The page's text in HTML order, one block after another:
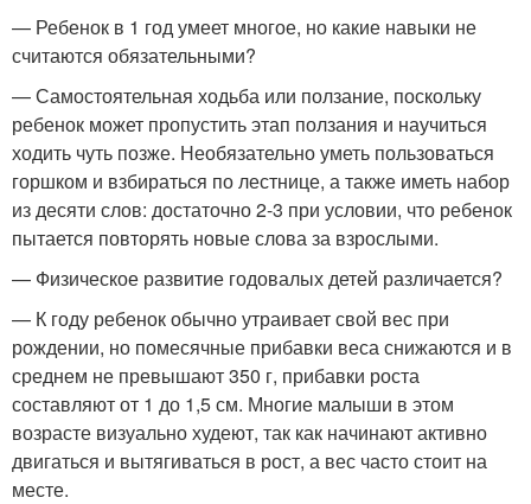
— Ребенок в 1 год умеет многое, но какие навыки не
считаются обязательными?
— Самостоятельная ходьба или ползание, поскольку
ребенок может пропустить этап ползания и научиться
ходить чуть позже. Необязательно уметь пользоваться
горшком и взбираться по лестнице, а также иметь набор
из десяти слов: достаточно 2-3 при условии, что ребенок
пытается повторять новые слова за взрослыми.
— Физическое развитие годовалых детей различается?
— К году ребенок обычно утраивает свой вес при
рождении, но помесячные прибавки веса снижаются и в
среднем не превышают 350 г, прибавки роста
составляют от 1 до 1,5 см. Многие малыши в этом
возрасте визуально худеют, так как начинают активно
двигаться и вытягиваться в рост, а вес часто стоит на
месте.